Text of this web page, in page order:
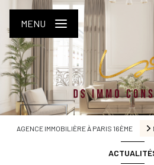
MENU
AGENCE IMMOBILIÈRE À PARIS 16ÈME